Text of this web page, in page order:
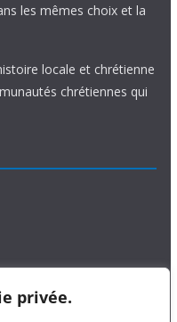
privée.
les mêmes choix et la
locale et chrétienne
chrétiennes qui